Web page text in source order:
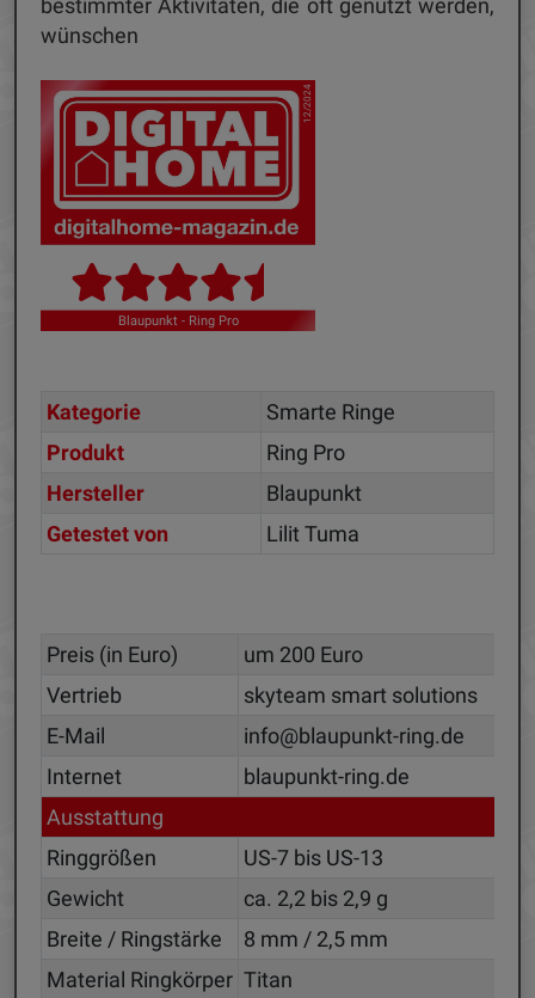
bestimmter Aktivitäten, die oft genutzt werden,
wünschen
12/2024
Blaupunkt - Ring Pro
Kategorie
Smarte Ringe
Produkt
Ring Pro
Hersteller
Blaupunkt
Getestet von
Lilit Tuma
Preis (in Euro)
um 200 Euro
Vertrieb
skyteam smart solutions
E-Mail
info@blaupunkt-ring.de
Internet
blaupunkt-ring.de
Ausstattung
Ringgrößen
US-7 bis US-13
Gewicht
ca. 2,2 bis 2,9 g
Breite / Ringstärke
8 mm / 2,5 mm
Material Ringkörper Titan